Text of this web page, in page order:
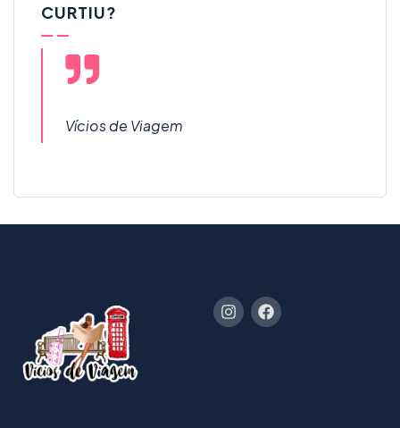
CURTIU?
Vícios de Viagem